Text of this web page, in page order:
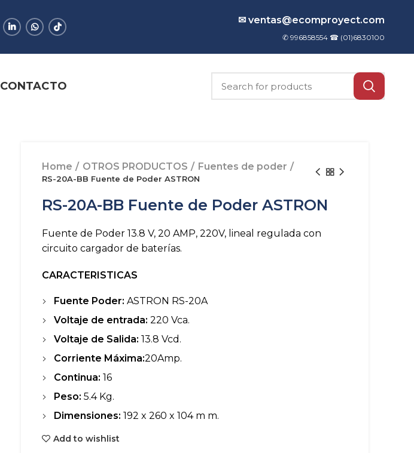
✉ ventas@ecomproyect.com
✆ 996858554 ☎ (01)6830100
CONTACTO
Home OTROS PRODUCTOS Fuentes de poder
RS-20A-BB Fuente de Poder ASTRON
RS-20A-BB Fuente de Poder ASTRON
Fuente de Poder 13.8 V, 20 AMP, 220V, lineal regulada con
circuito cargador de baterías.
CARACTERISTICAS
Fuente Poder: ASTRON RS-20A
Voltaje de entrada: 220 Vca.
Voltaje de Salida: 13.8 Vcd.
Corriente Máxima:20Amp.
Continua: 16
Peso: 5.4 Kg.
Dimensiones: 192 x 260 x 104 m m.
Add to wishlist